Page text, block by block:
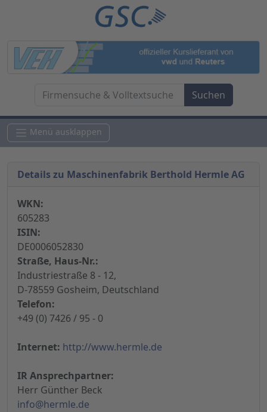
Menü ausklappen
Details zu Maschinenfabrik Berthold Hermle AG
WKN:
605283
ISIN:
DE0006052830
Straße, Haus-Nr.:
Industriestraße 8 - 12,
D-78559 Gosheim, Deutschland
Telefon:
+49 (0) 7426 / 95 - 0
Internet: http://www.hermle.de
IR Ansprechpartner:
Herr Günther Beck
info@hermle.de